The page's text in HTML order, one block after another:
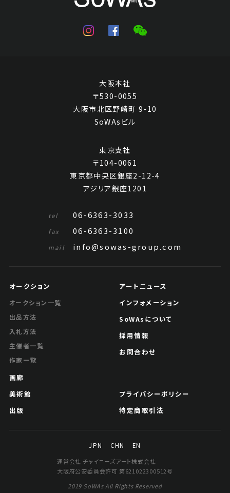
大阪本社
〒530-0055
大阪市北区野崎町 9-10
SoWAsビル
東京支社
〒104-0061
東京都中央区銀座2-12-4
アジリア銀座1201
tel 06-6363-3033
fax 06-6363-3100
mail info@sowas-group.com
オークション
オークション一覧
出品方法
入札方法
主催者一覧
作家一覧
画廊
美術館
出版
アートニュース
インフォメーション
SoWAsについて
採用情報
お問合わせ
プライバシーポリシー
特定商取引法
JPN CHN
EN
運営会社 チャイニーズアート株式会社
大阪府公安委員会許可 第621022300512号
2019 SoWAs All Rights Reserved